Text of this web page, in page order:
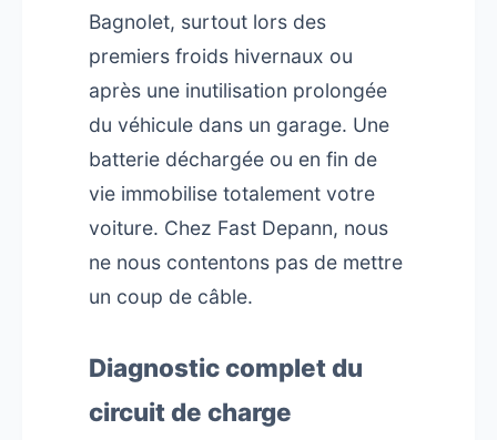
Bagnolet, surtout lors des
premiers froids hivernaux ou
après une inutilisation prolongée
du véhicule dans un garage. Une
batterie déchargée ou en fin de
vie immobilise totalement votre
voiture. Chez Fast Depann, nous
ne nous contentons pas de mettre
un coup de câble.
Diagnostic complet du
circuit de charge